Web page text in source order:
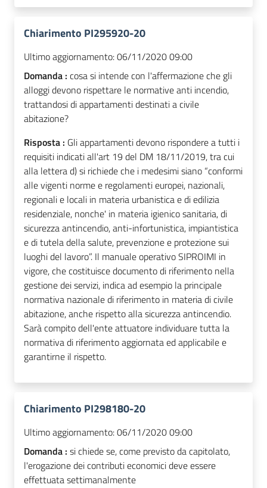
Chiarimento PI295920-20
Ultimo aggiornamento:06/11/2020 09:00
Domanda : cosa si intende con l'affermazione che gli
alloggi devono rispettare le normative anti incendio,
trattandosi di appartamenti destinati a civile
abitazione?
Risposta : Gli appartamenti devono rispondere a tutti i
requisiti indicati all'art 19 del DM 18/11/2019, tra cui
alla lettera d) si richiede che i medesimi siano “conformi
alle vigenti norme e regolamenti europei, nazionali,
regionali e locali in materia urbanistica e di edilizia
residenziale, nonche' in materia igienico sanitaria, di
sicurezza antincendio, anti-infortunistica, impiantistica
e di tutela della salute, prevenzione e protezione sui
luoghi del lavoro”. Il manuale operativo SIPROIMI in
vigore, che costituisce documento di riferimento nella
gestione dei servizi, indica ad esempio la principale
normativa nazionale di riferimento in materia di civile
abitazione, anche rispetto alla sicurezza antincendio.
Sarà compito dell'ente attuatore individuare tutta la
normativa di riferimento aggiornata ed applicabile e
garantirne il rispetto.
Chiarimento PI298180-20
Ultimo aggiornamento:06/11/2020 09:00
Domanda : si chiede se, come previsto da capitolato,
l'erogazione dei contributi economici deve essere
effettuata settimanalmente